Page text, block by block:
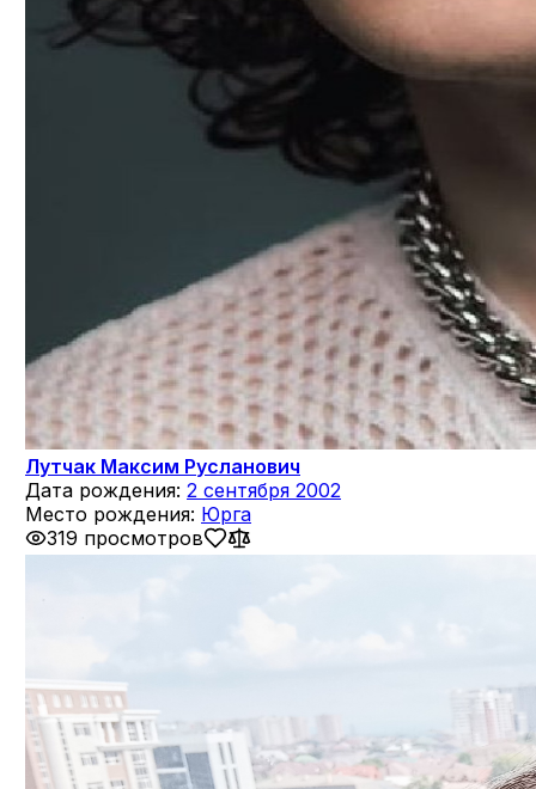
Лутчак Максим Русланович
Дата рождения: 2 сентября 2002
Место рождения: Юрга
319 просмотров